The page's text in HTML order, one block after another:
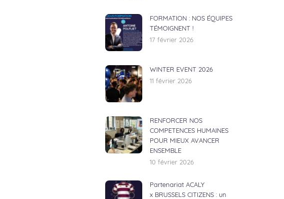
FORMATION : NOS ÉQUIPES
TÉMOIGNENT !
17 février 2026
WINTER EVENT 2026
11 février 2026
RENFORCER NOS
COMPETENCES HUMAINES
POUR MIEUX AVANCER
ENSEMBLE
10 février 2026
Partenariat ACALY
x BRUSSELS CITIZENS : un